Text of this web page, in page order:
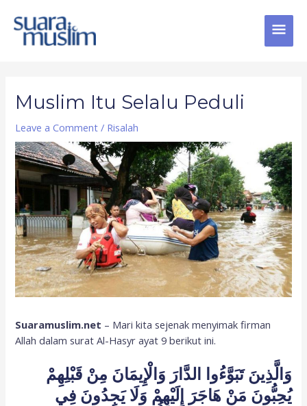
content
Muslim Itu Selalu Peduli
Leave a Comment / Risalah
Suaramuslim.net – Mari kita sejenak menyimak firman
Allah dalam surat Al-Hasyr ayat 9 berikut ini.
وَالَّذِينَ تَبَوَّءُوا الدَّارَ وَالْإِيمَانَ مِنْ قَبْلِهِمْ
يُحِبُّونَ مَنْ هَاجَرَ إِلَيْهِمْ وَلَا يَجِدُونَ فِي